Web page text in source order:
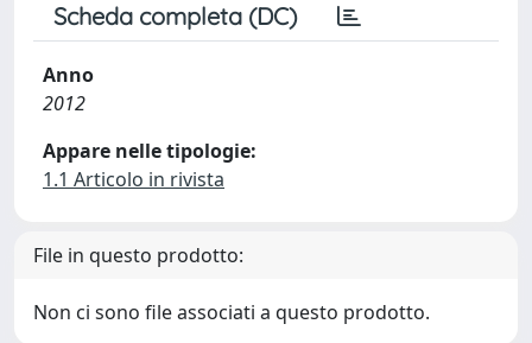
Scheda completa (DC)
Anno
2012
Appare nelle tipologie:
1.1 Articolo in rivista
File in questo prodotto:
Non ci sono file associati a questo prodotto.